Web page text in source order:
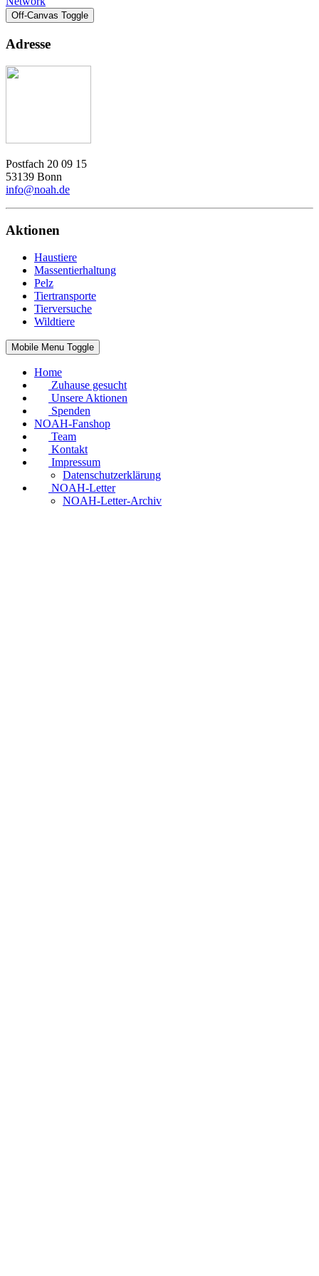
Off-Canvas Toggle
Adresse
Postfach 20 09 15
53139 Bonn
info@noah.de
Aktionen
Haustiere
Massentierhaltung
Pelz
Tiertransporte
Tierversuche
Wildtiere
Mobile Menu Toggle
Home
Zuhause gesucht
Unsere Aktionen
Spenden
NOAH-Fanshop
Team
Kontakt
Impressum
Datenschutzerklärung
NOAH-Letter
NOAH-Letter-Archiv